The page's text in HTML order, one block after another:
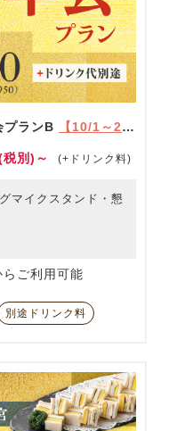
プランB 【10/1～2/28限定】
別)～ (+ドリンク料)
マイクスタンド・懇
らご利用可能
別途ドリンク料